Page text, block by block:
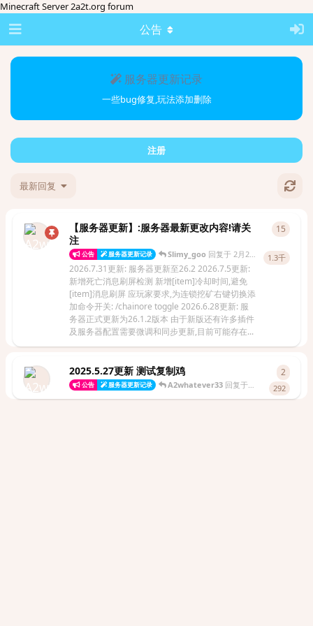
Minecraft Server 2a2t.org forum
服务器更新记录
一些bug修复,玩法添加删除
注册
公告
最新回复
【服务器更新】:服务器最新更改内容!请关
注
公告 服务器更新记录 Slimy_goo 回复于 2月27日 1.3千
2026.7.31更新: 服务器更新至26.2 2026.7.5更新:
新增死亡消息刷屏检测 新增[item]冷却时间,避免
[item]消息刷屏 应玩家要求,为连锁挖矿右键切换添
加命令开关: /chainore toggle 2026.6.28更新: 服
务器正式更新为26.1.2版本 由于新版还有许多插件
及服务器配置需要微调和同步更新,目前可能存在...
15 15
2025.5.27更新 测试复制鸡
公告 服务器更新记录 A2whatever33回复于 2025年5月28日
292
2 2